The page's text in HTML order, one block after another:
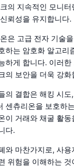
의 지속적인 모니
뢰성을 유지합니다.
은 고급 전자 기술
하는 암호화 알고리
하게 합니다. 이러
의 보안을 더욱 강화
의 결합은 해킹 시
센츄리온을 보호하
이 거래와 채굴 활
다.
와 마찬가지로, 사
위험을 이해하는